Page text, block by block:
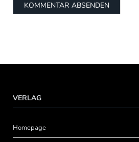
VERLAG
Homepage